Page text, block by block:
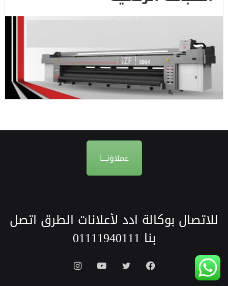
عملاؤنـــا
للاتصال بوكالة ادد لأعلانات الطرق اتصل
بنا 01111940111
فيسبوك تويتر يوتيوبانستقرام